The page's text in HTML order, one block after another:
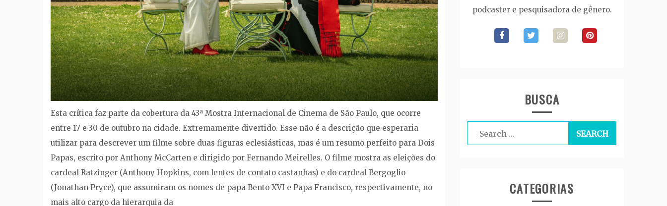
Esta crítica faz parte da cobertura da 43ª Mostra Internacional de Cinema de São Paulo, que ocorre
entre 17 e 30 de outubro na cidade. Extremamente divertido. Esse não é a descrição que esperaria
utilizar para descrever um filme sobre duas figuras eclesiásticas, mas é um resumo perfeito para Dois
Papas, escrito por Anthony McCarten e dirigido por Fernando Meirelles. O filme mostra as eleições do
cardeal Ratzinger (Anthony Hopkins, com lentes de contato castanhas) e do cardeal Bergoglio
(Jonathan Pryce), que assumiram os nomes de papa Bento XVI e Papa Francisco, respectivamente, no
mais alto cargo da hierarquia da
podcaster e pesquisadora de gênero.
BUSCA
for:
CATEGORIAS